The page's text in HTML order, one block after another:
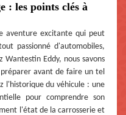
: les points clés à
aventure excitante qui peut
passionné d'automobiles,
Eddy, nous savons
avant de faire un tel
l'historique du véhicule : une
pour comprendre son
l'état de la carrosserie et